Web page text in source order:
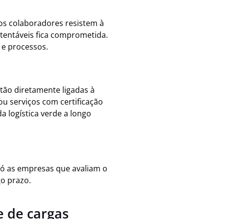
colaboradores resistem à
fica comprometida.
processos.
diretamente ligadas à
serviços com certificação
logística verde a longo
as empresas que avaliam o
prazo.
de cargas